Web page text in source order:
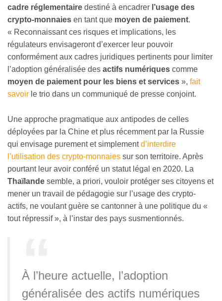
cadre réglementaire destiné à encadrer l’usage des
crypto-monnaies en tant que moyen de paiement.
« Reconnaissant ces risques et implications, les
régulateurs envisageront d’exercer leur pouvoir
conformément aux cadres juridiques pertinents pour limiter
l’adoption généralisée des actifs numériques comme
moyen de paiement pour les biens et services », fait
savoir le trio dans un communiqué de presse conjoint.
Une approche pragmatique aux antipodes de celles
déployées par la Chine et plus récemment par la Russie
qui envisage purement et simplementd’interdire
l’utilisation des crypto-monnaies sur son territoire. Après
pourtant leur avoir conféré un statut légal en 2020. La
Thaïlande semble, a priori, vouloir protéger ses citoyens et
mener un travail de pédagogie sur l’usage des crypto-
actifs, ne voulant guère se cantonner à une politique du «
tout répressif », à l’instar des pays susmentionnés.
À l’heure actuelle, l’adoption
généralisée des actifs numériques